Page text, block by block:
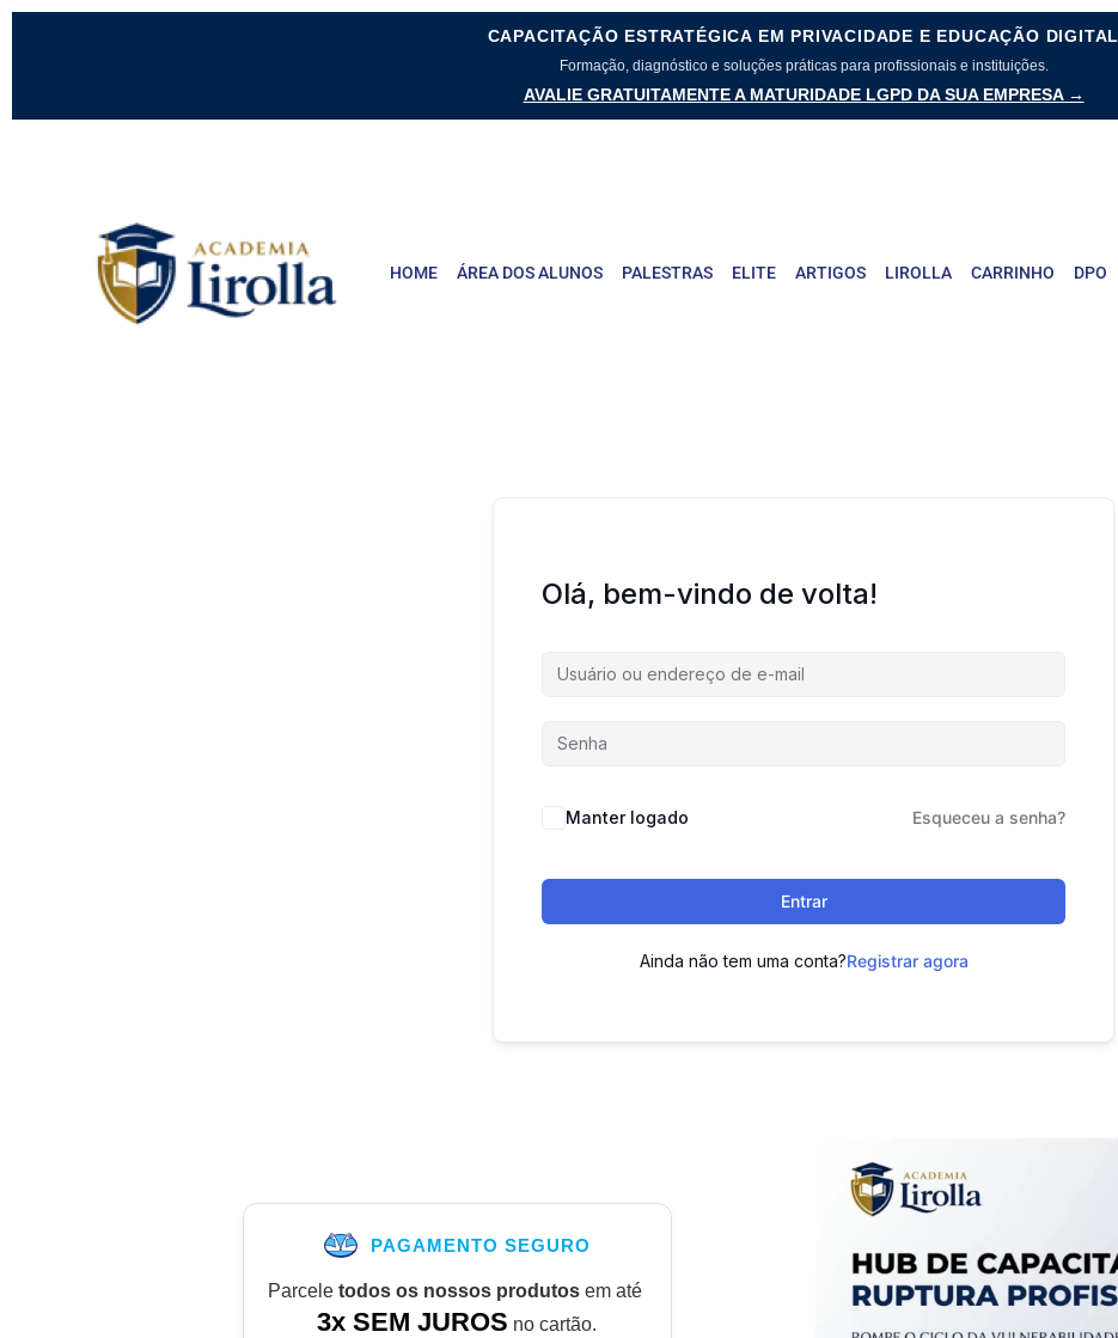
CAPACITAÇÃO ESTRATÉGICA EM PRIVACIDADE E EDUCAÇÃO DIGITAL
Formação, diagnóstico e soluções práticas para profissionais e instituições.
AVALIE GRATUITAMENTE A MATURIDADE LGPD DA SUA EMPRESA →
HOME ÁREA DOS ALUNOS PALESTRAS ELITE ARTIGOS LIROLLA CARRINHO DPO
Olá, bem-vindo de volta!
Manter logado Esqueceu a senha?
Entrar
Ainda não tem uma conta?Registrar agora
PAGAMENTO SEGURO
Parcele todos os nossos produtosem até
3x SEM JUROS no cartão.